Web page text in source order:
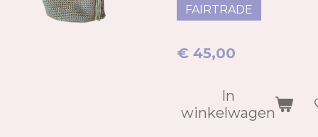
FAIRTRADE
€ 45,00
In
winkelwagen